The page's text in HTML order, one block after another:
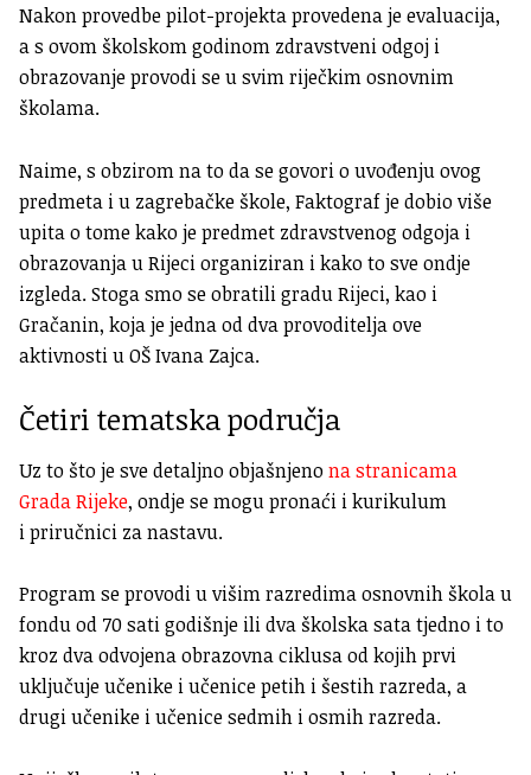
Nakon provedbe pilot-projekta provedena je evaluacija,
a s ovom školskom godinom zdravstveni odgoj i
obrazovanje provodi se u svim riječkim osnovnim
školama.
Naime, s obzirom na to da se govori o uvođenju ovog
predmeta i u zagrebačke škole, Faktograf je dobio više
upita o tome kako je predmet zdravstvenog odgoja i
obrazovanja u Rijeci organiziran i kako to sve ondje
izgleda. Stoga smo se obratili gradu Rijeci, kao i
Gračanin, koja je jedna od dva provoditelja ove
aktivnosti u OŠ Ivana Zajca.
Četiri tematska područja
Uz to što je sve detaljno objašnjenona stranicama
Grada Rijeke, ondje se mogu pronaći i kurikulum
i priručnici za nastavu.
Program se provodi u višim razredima osnovnih škola u
fondu od 70 sati godišnje ili dva školska sata tjedno i to
kroz dva odvojena obrazovna ciklusa od kojih prvi
uključuje učenike i učenice petih i šestih razreda, a
drugi učenike i učenice sedmih i osmih razreda.